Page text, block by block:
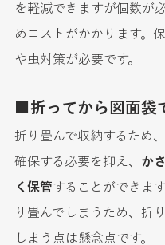
を軽減できますが個数が
めコストがかかります。
や虫対策が必要です。
■折ってから図面袋
折り畳んで収納するため
確保する必要を抑え、 か
く保管することができま
り畳んでしまうため、折
しまう点は懸念点です。